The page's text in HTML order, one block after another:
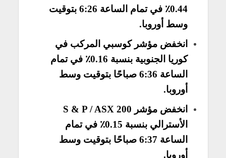
0.44٪ في تمام الساعة 6:26 بتوقيت
وسط أوروبا.
انخفض مؤشر كوسبي المركب في
كوريا الجنوبية بنسبة 0.16٪ في تمام
الساعة 6:36 صباحًا بتوقيت وسط
أوروبا.
انخفض مؤشر S & P / ASX 200
الأسترالي بنسبة 0.15٪ في تمام
الساعة 6:37 صباحًا بتوقيت وسط
أوروبا.